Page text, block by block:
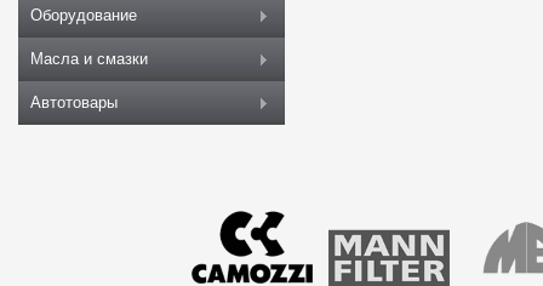
Оборудование
Масла и смазки
Автотовары